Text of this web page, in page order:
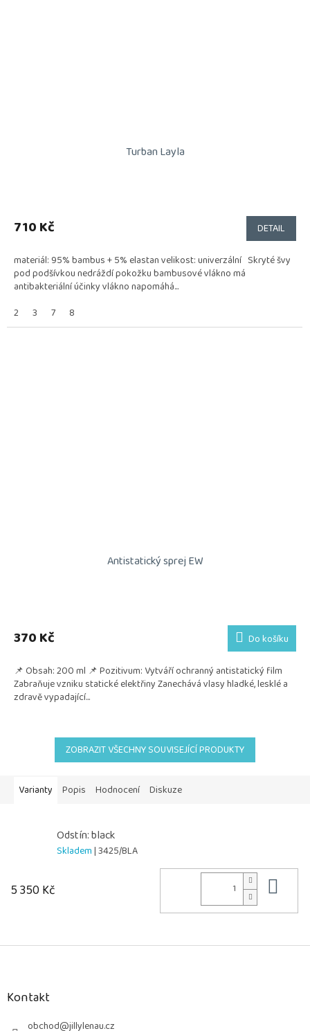
Turban Layla
710 Kč DETAIL
materiál: 95% bambus + 5% elastan velikost: univerzální Skryté švy
pod podšívkou nedráždí pokožku bambusové vlákno má
antibakteriální účinky vlákno napomáhá...
2
3 7 8
Antistatický sprej EW
370 Kč Do košíku
📌 Obsah: 200 ml 📌 Pozitivum: Vytváří ochranný antistatický film
Zabraňuje vzniku statické elektřiny Zanechává vlasy hladké, lesklé a
zdravě vypadající...
ZOBRAZIT VŠECHNY SOUVISEJÍCÍ PRODUKTY
Varianty Popis Hodnocení Diskuze
Odstín: black
Skladem| 3425/BLA
5 350 Kč
Z
Kontakt
obchod@jillylenau.cz